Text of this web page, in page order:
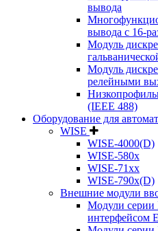
вывода
вывода c 16-
Модуль
Модуль
релейными
(IEEE 488)
Оборудование для
WISE
WISE-4000(D)
WISE-580x
WISE-71xx
WISE-790x(D)
Внешние модули
Модули серии
интерфейсом